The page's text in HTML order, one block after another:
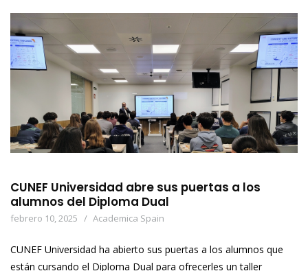
CUNEF Universidad abre sus puertas a los
alumnos del Diploma Dual
febrero 10, 2025 Academica Spain
CUNEF Universidad ha abierto sus puertas a los alumnos que
están cursando el Diploma Dual para ofrecerles un taller